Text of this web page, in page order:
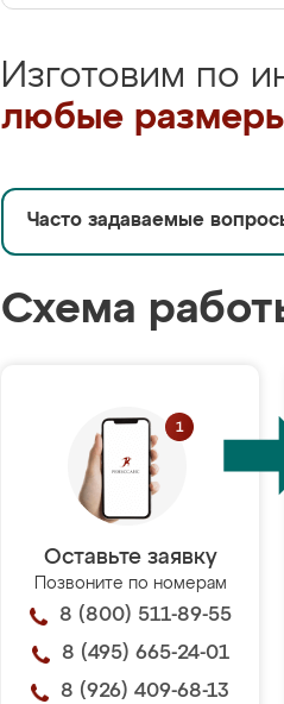
Изготовим по
любые
Часто задаваемые
Схема
Оставьте заявку
Позвоните по номерам
8 (800) 511-89-55
8 (495) 665-24-01
8 (926) 409-68-13